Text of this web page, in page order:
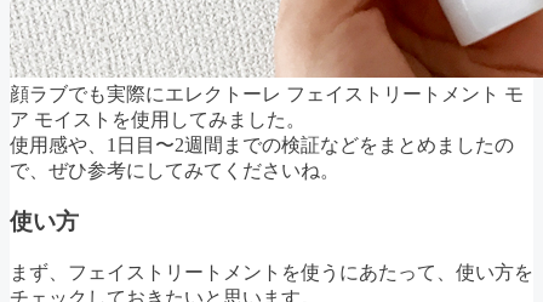
顔ラブでも実際にエレクトーレ フェイストリートメント モ
ア モイストを使用してみました。
使用感や、1日目〜2週間までの検証などをまとめましたの
で、ぜひ参考にしてみてくださいね。
使い方
まず、フェイストリートメントを使うにあたって、使い方を
チェックしておきたいと思います。